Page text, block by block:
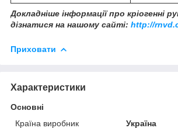
Докладніше інформації про кріогенні
дізнатися на нашому сайті: http://
Приховати
Характеристики
Основні
Країна виробник
Україна